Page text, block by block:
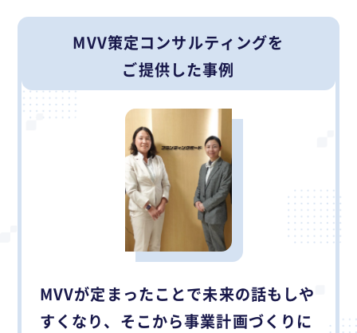
MVV策定コンサルティングを
ご提供した事例
MVVが定まったことで未来の話もしや
すくなり、そこから事業計画づくりに